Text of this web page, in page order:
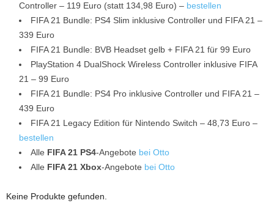
Controller – 119 Euro (statt 134,98 Euro) – bestellen
FIFA 21 Bundle: PS4 Slim inklusive Controller und FIFA 21 –
339 Euro
FIFA 21 Bundle: BVB Headset gelb + FIFA 21 für 99 Euro
PlayStation 4 DualShock Wireless Controller inklusive FIFA
21 – 99 Euro
FIFA 21 Bundle: PS4 Pro inklusive Controller und FIFA 21 –
439 Euro
FIFA 21 Legacy Edition für Nintendo Switch – 48,73 Euro –
bestellen
Alle FIFA 21 PS4-Angebote bei Otto
Alle FIFA 21 Xbox-Angebote bei Otto
Keine Produkte gefunden.